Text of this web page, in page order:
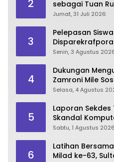
2
sebagai Tuan
Jumat, 31 Juli 2026
3
Pelepasan Siswa
Disparekrafpora
Pariwisata
Senin, 3 Agustus
4
Dukungan
Zamroni Mile
Pembangunan
Selasa, 4 Agustus
5
Laporan
Skandal
Sabtu, 1 Agustus 2026
6
Latihan
Milad ke-63,